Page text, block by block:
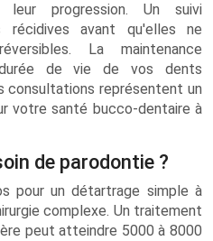
progression. Un suivi
récidives avant qu'elles ne
La maintenance
de vie de vos dents
consultations représentent un
votre santé bucco-dentaire à
de parodontie ?
pour un détartrage simple à
complexe. Un traitement
peut atteindre 5000 à 8000